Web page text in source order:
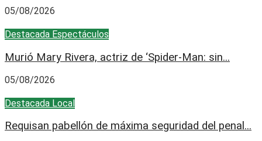
05/08/2026
Destacada Espectáculos
Murió Mary Rivera, actriz de ‘Spider-Man: sin...
05/08/2026
Destacada Local
Requisan pabellón de máxima seguridad del penal...